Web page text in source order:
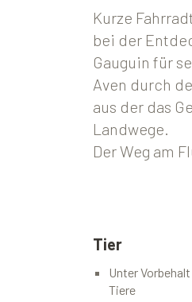
Kurze
bei der
Gauguin für
Aven durch
aus der das
Landwege.
Der Weg am
Tier
Unter
Tiere